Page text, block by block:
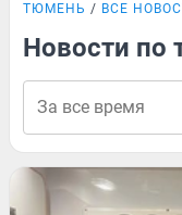
ТЮМЕНЬ ВСЕ
Новости по